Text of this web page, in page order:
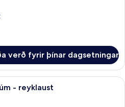
verð fyrir þínar dagsetningar
Premier-svíta - 1 tvíbreitt rúm -
- reyklaust